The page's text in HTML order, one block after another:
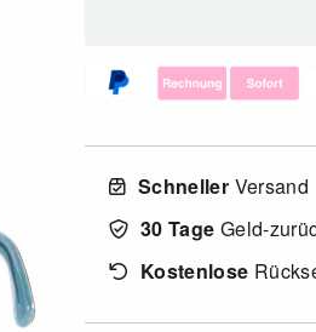
Schneller Versand
30 Tage Geld-
Kostenlose